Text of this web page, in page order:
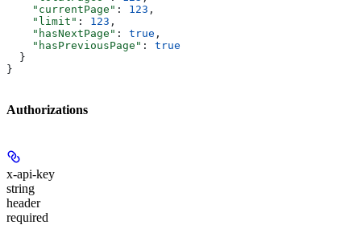
    "currentPage"
: 123 ,
    "limit"
: 123 ,
    "hasNextPage"
: true ,
    "hasPreviousPage"
: true
  }
}
Authorizations
x-api-key
string
header
required